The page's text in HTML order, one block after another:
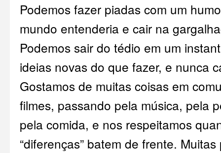
Podemos fazer piadas com um
mundo entenderia e cair na
Podemos sair do tédio em um
ideias novas do que fazer, e nunca
Gostamos de muitas coisas em
filmes, passando pela música, pela
pela comida, e nos respeitamos
“diferenças” batem de frente.